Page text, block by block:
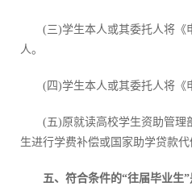
(三)学生本人或其委托人将《
人。
(四)学生本人或其委托人将《
(五)原就读高校学生资助管理
生进行学费补偿或国家助学贷款代
五、符合条件的“往届毕业生